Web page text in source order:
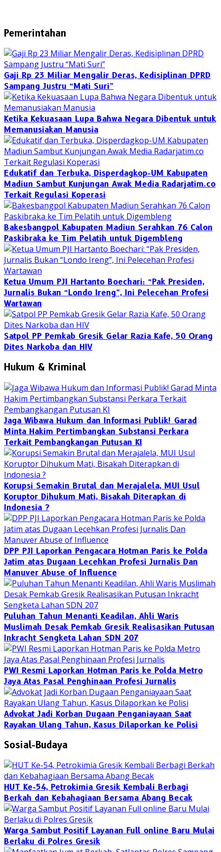
Pemerintahan
Gaji Rp 23 Miliar Mengalir Deras, Kedisiplinan DPRD
Sampang Justru “Mati Suri”
Ketika Kekuasaan Lupa Bahwa Negara Dibentuk untuk
Memanusiakan Manusia
Edukatif dan Terbuka, Disperdagkop-UM Kabupaten
Madiun Sambut Kunjungan Awak Media Radarjatim.co
Terkait Regulasi Koperasi
Bakesbangpol Kabupaten Madiun Serahkan 76 Calon
Paskibraka ke Tim Pelatih untuk Digembleng
Ketua Umum PJI Hartanto Boechari: “Pak Presiden,
Jurnalis Bukan “Londo Ireng”, Ini Pelecehan Profesi
Wartawan
Satpol PP Pemkab Gresik Gelar Razia Kafe, 50 Orang
Dites Narkoba dan HIV
Hukum & Kriminal
Jaga Wibawa Hukum dan Informasi Publik! Garad
Minta Hakim Pertimbangkan Substansi Perkara
Terkait Pembangkangan Putusan KI
Korupsi Semakin Brutal dan Merajalela, MUI Usul
Koruptor Dihukum Mati, Bisakah Diterapkan di
Indonesia ?
DPP PJI Laporkan Pengacara Hotman Paris ke Polda
Jatim atas Dugaan Lecehkan Profesi Jurnalis Dan
Manuver Abuse of Influence
‎Puluhan Tahun Menanti Keadilan, Ahli Waris
Muslimah Desak Pemkab Gresik Realisasikan Putusan
Inkracht Sengketa Lahan SDN 207
PWI Resmi Laporkan Hotman Paris ke Polda Metro
Jaya Atas Pasal Penghinaan Profesi Jurnalis
Advokat Jadi Korban Dugaan Penganiayaan Saat
Rayakan Ulang Tahun, Kasus Dilaporkan ke Polisi
Sosial-Budaya
HUT Ke-54, Petrokimia Gresik Kembali Berbagi
Berkah dan Kebahagiaan Bersama Abang Becak
Warga Sambut Positif Layanan Full online Baru Mulai
Berlaku di Polres Gresik